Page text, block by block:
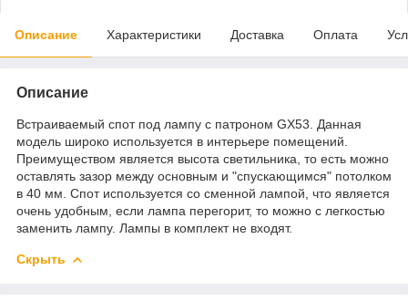
Описание Характеристики Доставка Оплата
Описание
Встраиваемый спот под лампу с патроном GX53. Данная
модель широко используется в интерьере помещений.
Преимуществом является высота светильника, то есть можно
оставлять зазор между основным и "спускающимся" потолком
в 40 мм. Спот используется со сменной лампой, что является
очень удобным, если лампа перегорит, то можно с легкостью
заменить лампу. Лампы в комплект не входят.
Скрыть